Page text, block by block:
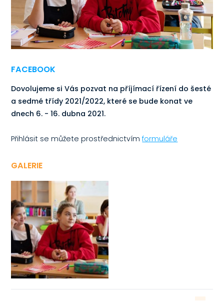
FACEBOOK
Dovolujeme si Vás pozvat na příjímací řízení do šesté
a sedmé třídy 2021/2022, které se bude konat ve
dnech 6. - 16. dubna 2021.
Přihlásit se můžete prostřednictvímformuláře
GALERIE